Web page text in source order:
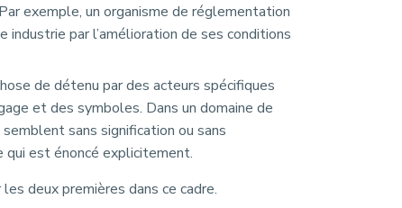
exemple, un organisme de réglementation
par l’amélioration de ses conditions
de détenu par des acteurs spécifiques
et des symboles. Dans un domaine de
sans signification ou sans
qui est énoncé explicitement.
deux premières dans ce cadre.